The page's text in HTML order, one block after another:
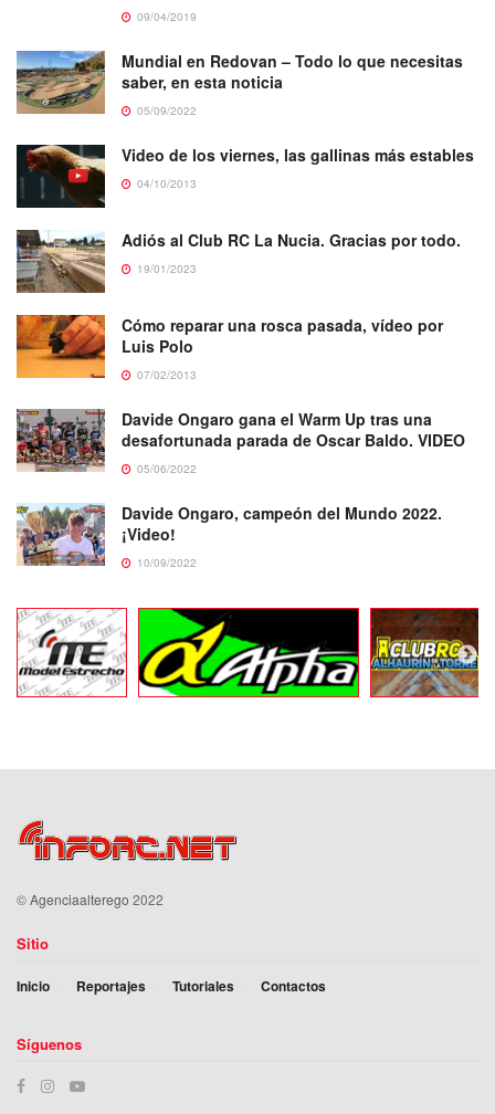
09/04/2019
Mundial en Redovan – Todo lo que necesitas
saber, en esta noticia
05/09/2022
Video de los viernes, las gallinas más estables
04/10/2013
Adiós al Club RC La Nucia. Gracias por todo.
19/01/2023
Cómo reparar una rosca pasada, vídeo por
Luis Polo
07/02/2013
Davide Ongaro gana el Warm Up tras una
desafortunada parada de Oscar Baldo. VIDEO
05/06/2022
Davide Ongaro, campeón del Mundo 2022.
¡Video!
10/09/2022
©Agenciaalterego 2022
Sitio
Inicio Reportajes Tutoriales Contactos
Síguenos